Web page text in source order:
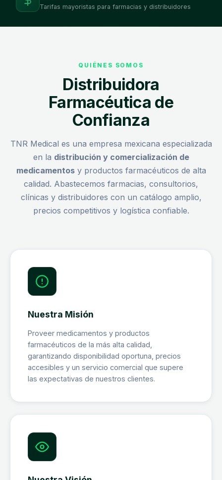
Tarifas mayoristas para farmacias y distribuidores
QUIÉNES SOMOS
Distribuidora
Farmacéutica de
Confianza
TNR Medical es una empresa mexicana especializada
en la distribución y comercialización de
medicamentosy productos farmacéuticos de alta
calidad. Abastecemos farmacias, consultorios,
clínicas y distribuidores con un catálogo amplio,
precios competitivos y logística confiable.
Nuestra Misión
Proveer medicamentos y productos
farmacéuticos de la más alta calidad,
garantizando disponibilidad oportuna, precios
accesibles y un servicio comercial que supere
las expectativas de nuestros clientes.